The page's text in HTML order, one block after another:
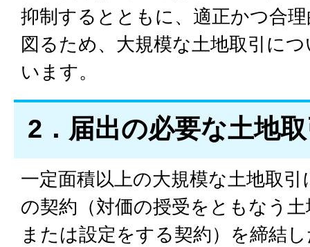
抑制するとともに、適正かつ合
図るため、大規模な土地取引に
います。
2．届出の必要な土地
一定面積以上の大規模な土地取
の契約（対価の授受をともなう
または設定をする契約）を締結